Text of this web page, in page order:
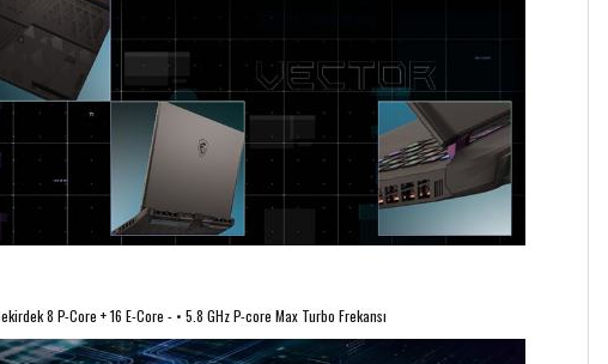
8 P-Core + 16 E-Core - • 5.8 GHz P-core Max Turbo Frekansı